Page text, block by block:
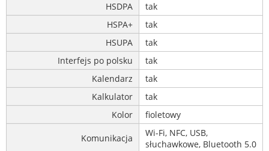
HSDPA
tak
HSPA+
tak
HSUPA
tak
Interfejs po polsku
tak
Kalendarz
tak
Kalkulator
tak
Kolor
fioletowy
Komunikacja
Wi-Fi, NFC, USB,
słuchawkowe, Bluetooth 5.0